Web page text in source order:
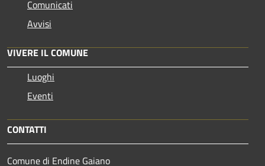
Comunicati
Avvisi
VIVERE IL COMUNE
Luoghi
Eventi
CONTATTI
Comune di Endine Gaiano